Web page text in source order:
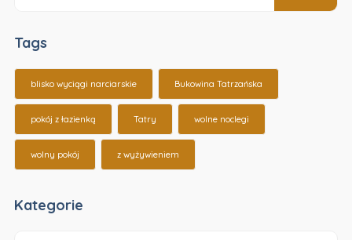
Tags
blisko wyciągi narciarskie Bukowina Tatrzańska
pokój z łazienką Tatry wolne noclegi
wolny pokój z wyżywieniem
Kategorie